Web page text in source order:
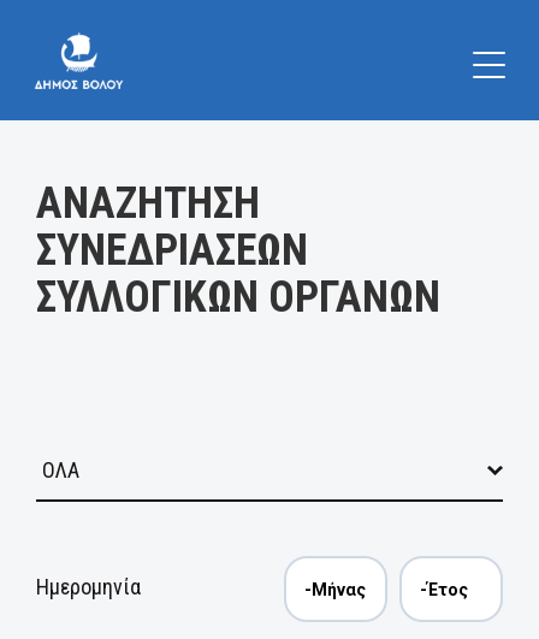
ΑΝΑΖΗΤΗΣΗ
ΣΥΝΕΔΡΙΑΣΕΩΝ
ΣΥΛΛΟΓΙΚΩΝ ΟΡΓΑΝΩΝ
Ημερομηνία